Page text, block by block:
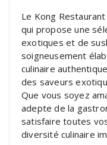
Le Kong
qui propose une
exotiques et de
soigneusement
culinaire
des saveurs
Que vous soyez
adepte de la
satisfaire toutes
diversité culinaire